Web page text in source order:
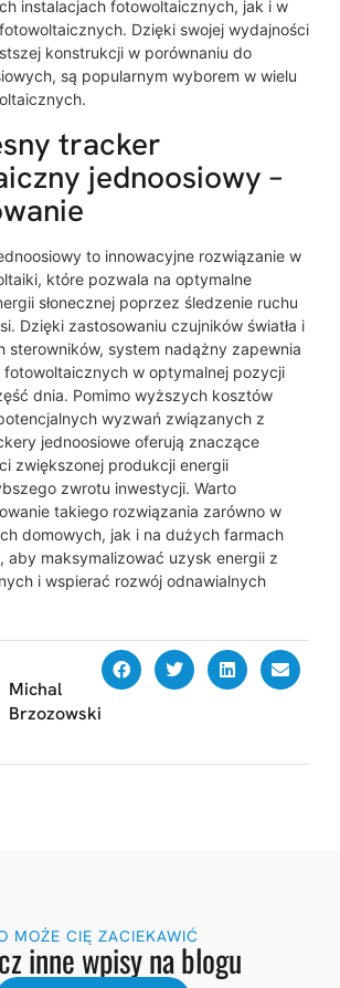
instalacjach fotowoltaicznych, jak i w
Dzięki swojej wydajności
konstrukcji w porównaniu do
są popularnym wyborem w wielu
tracker
jednoosiowy –
to innowacyjne rozwiązanie w
które pozwala na optymalne
słonecznej poprzez śledzenie ruchu
Dzięki zastosowaniu czujników światła i
sterowników, system nadążny zapewnia
fotowoltaicznych w optymalnej pozycji
dnia. Pomimo wyższych kosztów
wyzwań związanych z
jednoosiowe oferują znaczące
zwiększonej produkcji energii
zwrotu inwestycji. Warto
takiego rozwiązania zarówno w
domowych, jak i na dużych farmach
aby maksymalizować uzysk energii z
i wspierać rozwój odnawialnych
Michal
Brzozowski
MOŻE CIĘ ZACIEKAWIĆ
inne wpisy na blogu